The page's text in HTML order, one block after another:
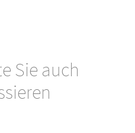
Sie auch